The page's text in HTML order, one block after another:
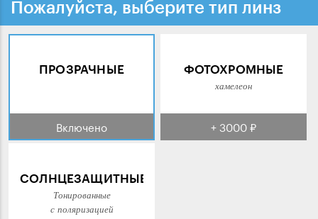
Пожалуйста, выберите тип линз
ПРОЗРАЧНЫЕ
Включено
ФОТОХРОМНЫЕ
хамелеон
+ 3000 ₽
СОЛНЦЕЗАЩИТНЫЕ
Тонированные
с поляризацией